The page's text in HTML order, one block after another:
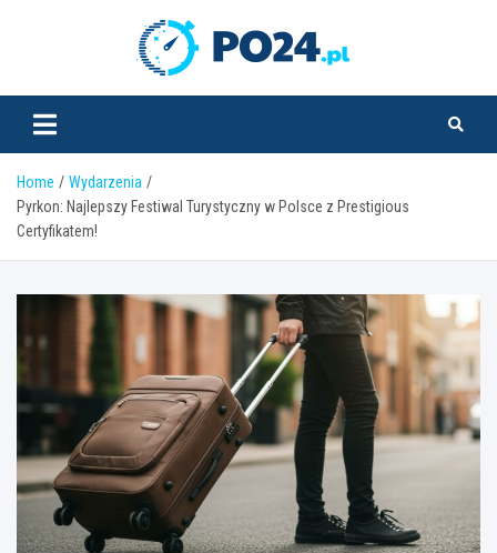
Home
Wydarzenia
Pyrkon: Najlepszy Festiwal Turystyczny w Polsce z Prestigious
Certyfikatem!